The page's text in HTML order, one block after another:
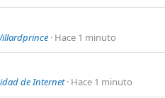
Hace 1 minuto
de Internet Hace 1 minuto